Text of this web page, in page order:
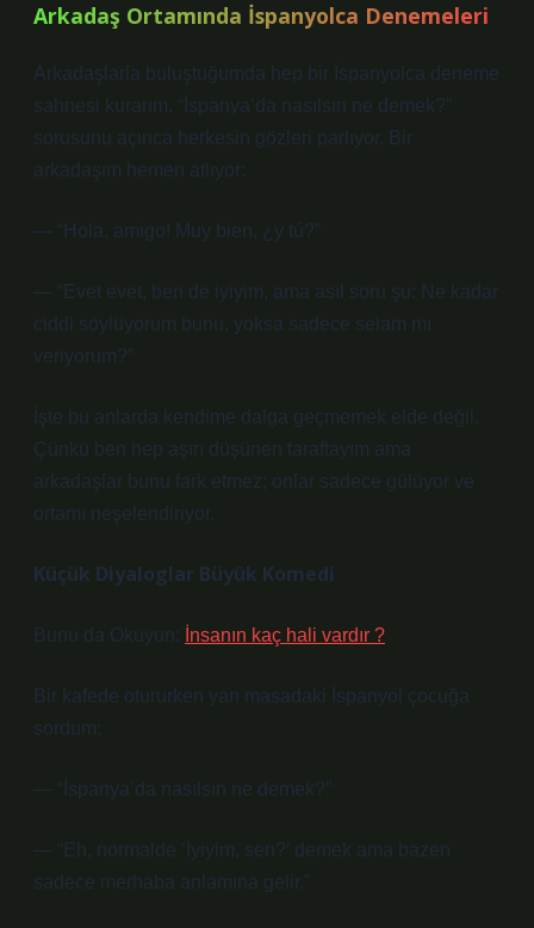
Arkadaş Ortamında İspanyolca Denemeleri
Arkadaşlarla buluştuğumda hep bir İspanyolca deneme
sahnesi kurarım. “İspanya’da nasılsın ne demek?”
sorusunu açınca herkesin gözleri parlıyor. Bir
arkadaşım hemen atlıyor:
— “Hola, amigo! Muy bien, ¿y tú?”
— “Evet evet, ben de iyiyim, ama asıl soru şu: Ne kadar
ciddi söylüyorum bunu, yoksa sadece selam mı
veriyorum?”
İşte bu anlarda kendime dalga geçmemek elde değil.
Çünkü ben hep aşırı düşünen taraftayım ama
arkadaşlar bunu fark etmez; onlar sadece gülüyor ve
ortamı neşelendiriyor.
Küçük Diyaloglar Büyük Komedi
Bunu da Okuyun: İnsanın kaç hali vardır ?
Bir kafede otururken yan masadaki İspanyol çocuğa
sordum:
— “İspanya’da nasılsın ne demek?”
— “Eh, normalde ‘İyiyim, sen?’ demek ama bazen
sadece merhaba anlamına gelir.”